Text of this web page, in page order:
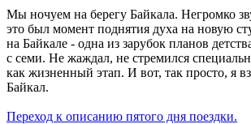
Мы ночуем на берегу Байкала. Негромко
это был момент поднятия духа на новую
на Байкале - одна из зарубок планов
с семи. Не жаждал, не стремился
как жизненный этап. И вот, так просто, я
Байкал.
Переход к описанию пятого дня поездки.